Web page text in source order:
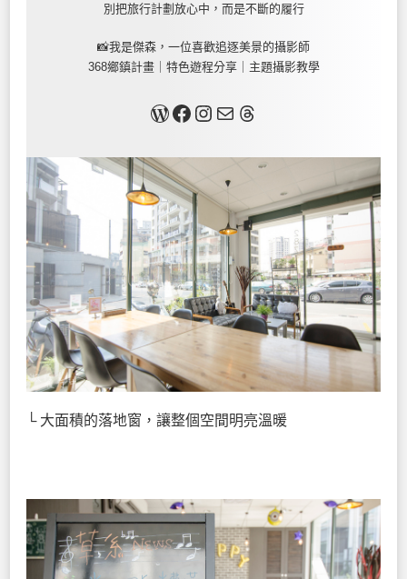
別把旅行計劃放心中，而是不斷的履行
📸我是傑森，一位喜歡追逐美景的攝影師
368鄉鎮計畫｜特色遊程分享｜主題攝影教學
關於我Facebook InstagramMail Threads
└ 大面積的落地窗，讓整個空間明亮溫暖